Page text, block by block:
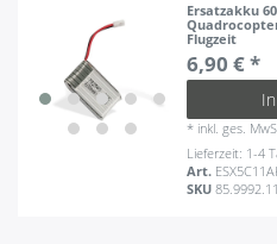
Ersatzakku
Flugzeit
6,90 € *
* inkl. ges.
Lieferzeit: 1-4
Art.
SKU